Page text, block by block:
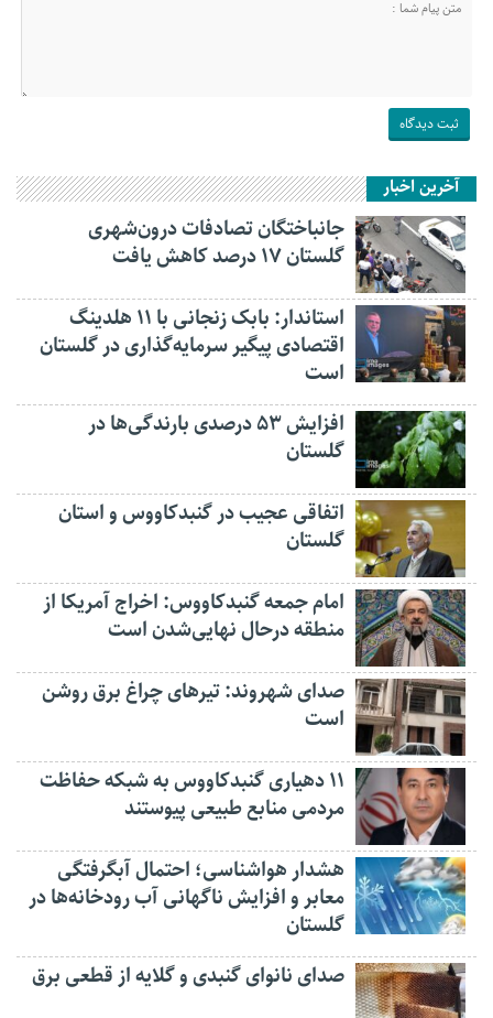
آخرین اخبار
جانباختگان تصادفات درون‌شهری
گلستان ۱۷ درصد کاهش یافت
استاندار: بابک زنجانی با ۱۱ هلدینگ
اقتصادی پیگیر سرمایه‌گذاری در گلستان
است
افزایش ۵۳ درصدی بارندگی‌ها در
گلستان
اتفاقی عجیب در‌ گنبدکاووس و استان
گلستان
امام جمعه گنبدکاووس: اخراج آمریکا از
منطقه درحال نهایی‌شدن است
صدای شهروند: تیرهای چراغ برق روشن
است
۱۱ دهیاری گنبدکاووس به شبکه حفاظت
مردمی منابع طبیعی پیوستند
هشدار هواشناسی؛ احتمال آبگرفتگی
معابر و افزایش ناگهانی آب رودخانه‌ها در
گلستان
صدای نانوای گنبدی و گلایه از قطعی برق